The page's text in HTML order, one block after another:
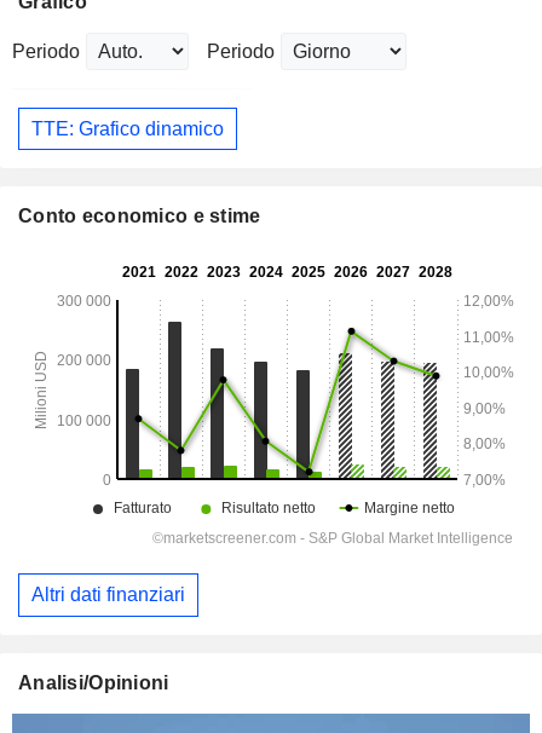
Periodo Periodo
TTE: Grafico dinamico
Conto economico e stime
Altri dati finanziari
Analisi/Opinioni